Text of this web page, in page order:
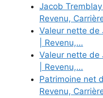
Jacob
Revenu,
Valeur nette de
| Revenu,…
Valeur nette de
| Revenu,…
Patrimoine net
Revenu,